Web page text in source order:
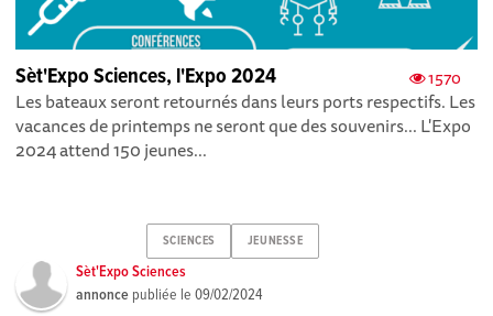
1570
Sèt'Expo Sciences, l'Expo 2024
Les bateaux seront retournés dans leurs ports respectifs. Les
vacances de printemps ne seront que des souvenirs... L'Expo
2024 attend 150 jeunes...
SCIENCES JEUNESSE
Sèt'Expo Sciences
annonce publiée le09/02/2024